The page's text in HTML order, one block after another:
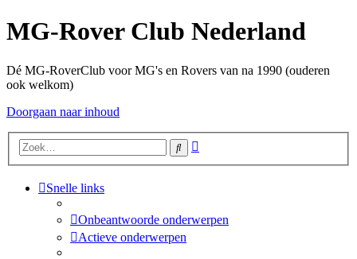
MG-Rover Club Nederland
Dé MG-RoverClub voor MG's en Rovers van na 1990 (ouderen
ook welkom)
Doorgaan naar inhoud
Zoek
Snelle links
Onbeantwoorde onderwerpen
Actieve onderwerpen